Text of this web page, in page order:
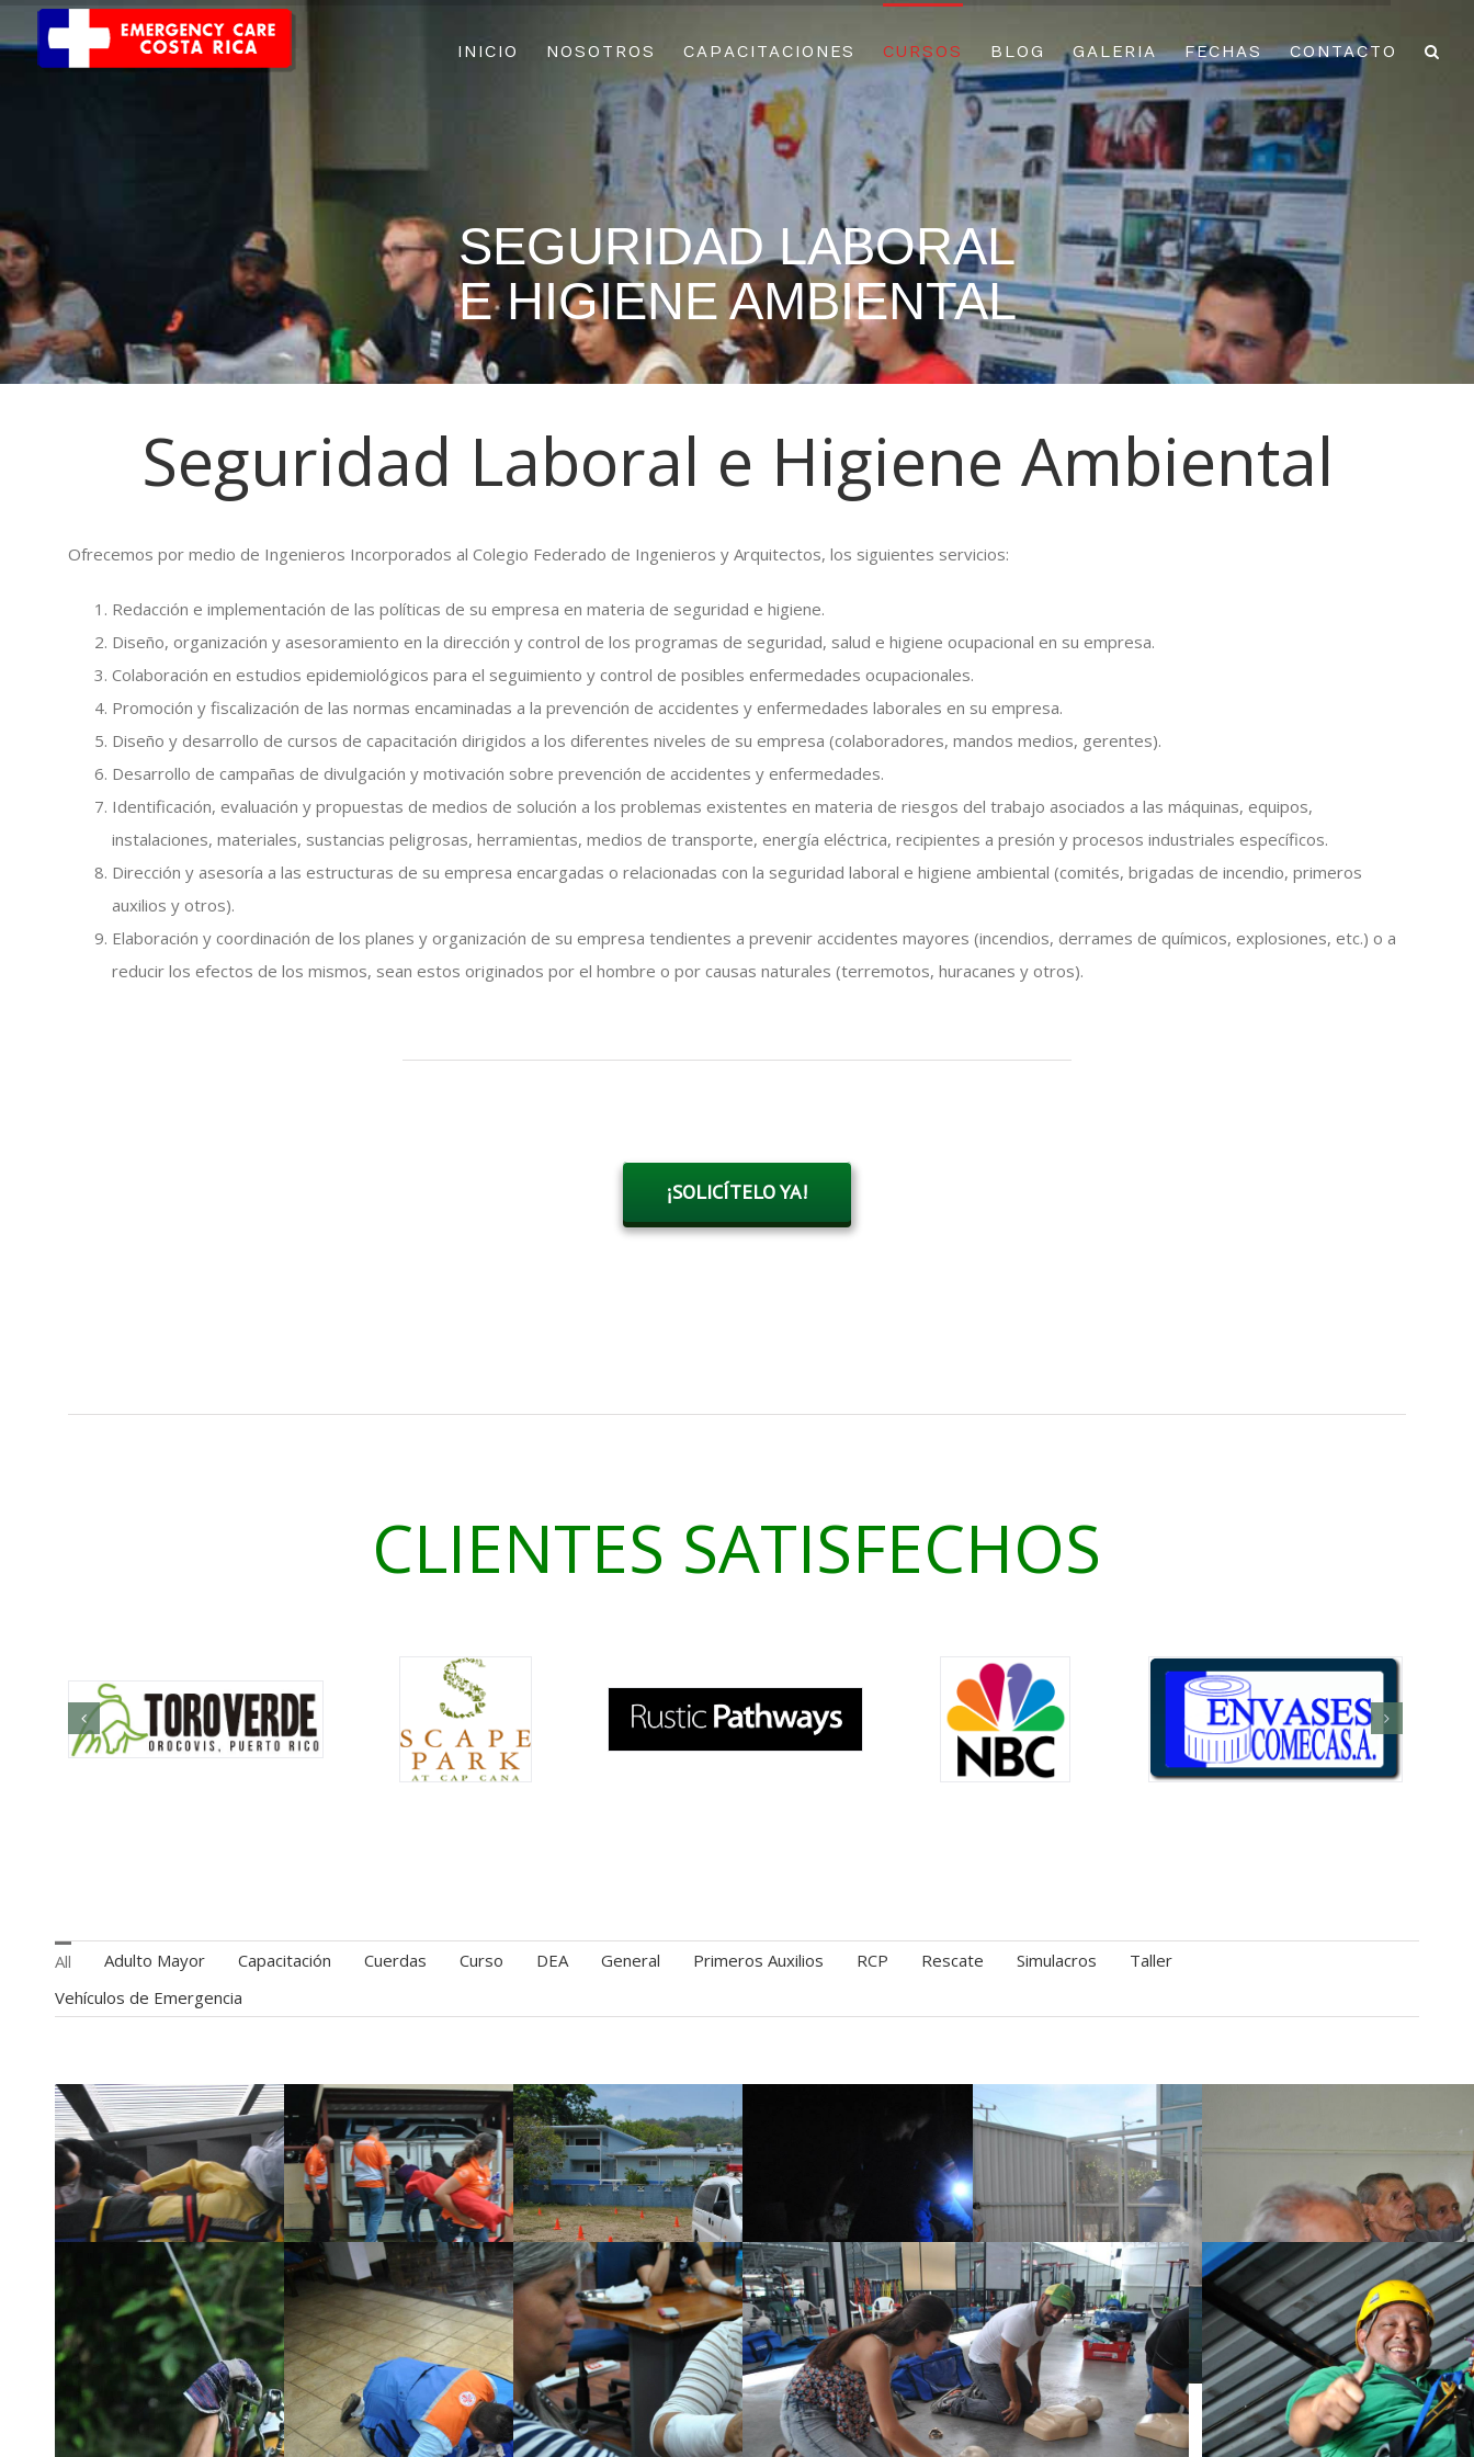
INICIO NOSOTROS CAPACITACIONES CURSOS BLOG GALERIA FECHAS CONTACTO
SEGURIDAD LABORAL
E HIGIENE AMBIENTAL
Seguridad Laboral e Higiene Ambiental
Ofrecemos por medio de Ingenieros Incorporados al Colegio Federado de Ingenieros y Arquitectos, los siguientes servicios:
Redacción e implementación de las políticas de su empresa en materia de seguridad e higiene.
Diseño, organización y asesoramiento en la dirección y control de los programas de seguridad, salud e higiene ocupacional en su empresa.
Colaboración en estudios epidemiológicos para el seguimiento y control de posibles enfermedades ocupacionales.
Promoción y fiscalización de las normas encaminadas a la prevención de accidentes y enfermedades laborales en su empresa.
Diseño y desarrollo de cursos de capacitación dirigidos a los diferentes niveles de su empresa (colaboradores, mandos medios, gerentes).
Desarrollo de campañas de divulgación y motivación sobre prevención de accidentes y enfermedades.
Identificación, evaluación y propuestas de medios de solución a los problemas existentes en materia de riesgos del trabajo asociados a las máquinas, equipos,
instalaciones, materiales, sustancias peligrosas, herramientas, medios de transporte, energía eléctrica, recipientes a presión y procesos industriales específicos.
Dirección y asesoría a las estructuras de su empresa encargadas o relacionadas con la seguridad laboral e higiene ambiental (comités, brigadas de incendio, primeros
auxilios y otros).
Elaboración y coordinación de los planes y organización de su empresa tendientes a prevenir accidentes mayores (incendios, derrames de químicos, explosiones, etc.) o a
reducir los efectos de los mismos, sean estos originados por el hombre o por causas naturales (terremotos, huracanes y otros).
¡SOLICÍTELO YA!
CLIENTES SATISFECHOS
All Adulto Mayor Capacitación Cuerdas Curso DEA General Primeros Auxilios RCP Rescate Simulacros
Taller
Vehículos de Emergencia